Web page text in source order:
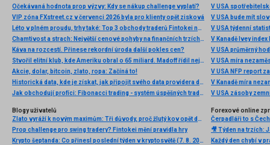
Očekávaná hodnota prop výzvy: Kdy se nákup challenge vyplatí?
VIP zóna FXstreet.cz v červenci 2026 byla pro klienty opět zisková
Léto v plném proudu, trhy také: Top 3 obchody traderů Fintokei na indexech a zlatě
Chamtivost a strach: Největší cenové pohyby na finančních trzích (červenec 2026)
Káva na rozcestí. Přinese rekordní úroda další pokles cen?
Stvořil elitní klub, kde Ameriku obral o 65 miliard. Madoff řídil největší Ponzi dějin
Akcie, dolar, bitcoin, zlato, ropa: Začíná to!
Historická data, kde je získat, jak připojit svého data providera do MultiCharts a proč je budeme potřebovat? (4. díl)
Jak obchodují profíci: Fibonacci trading - systém úspěšných traderů
V USA
V USA bude mít
V USA týdenní
V Kanadě Ivey index
V USA průměrný
V USA míra
V USA NFP report
V Kanadě míra
V USA zásoby
Blogy uživatelů
Zlato vyráží k novým maximům: Tři důvody, proč žlutý kov opět dominuje
Prop challenge pro swing tradery? Fintokei mění pravidla hry
Krypto šeptanda: Co přinesl poslední týden v kryptosvětě (7. 8. 2026)
Forexové online